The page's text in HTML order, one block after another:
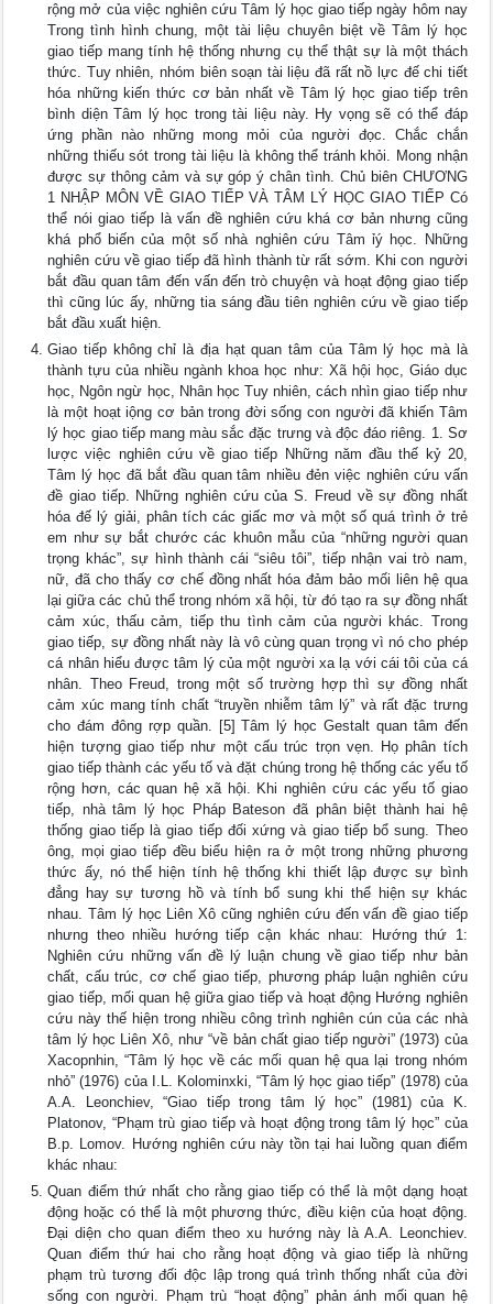
rộng mở của việc nghiên cứu Tâm lý học giao tiếp ngày hôm nay
Trong tình hình chung, một tài liệu chuyên biệt về Tâm lý học
giao tiếp mang tính hệ thống nhưng cụ thể thật sự là một thách
thức. Tuy nhiên, nhóm biên soạn tài liệu đã rất nồ lực đế chi tiết
hóa những kiến thức cơ bản nhất về Tâm lý học giao tiếp trên
bình diện Tâm lý học trong tài liệu này. Hy vọng sẽ có thể đáp
ứng phần nào những mong mỏi của người đọc. Chắc chắn
những thiếu sót trong tài liệu là không thể tránh khỏi. Mong nhận
được sự thông cảm và sự góp ý chân tình. Chủ biên CHƯƠNG
1 NHẬP MÔN VỀ GIAO TIẾP VÀ TÂM LÝ HỌC GIAO TIẾP Có
thể nói giao tiếp là vấn đề nghiên cứu khá cơ bản nhưng cũng
khá phổ biến của một số nhà nghiên cứu Tâm ỉý học. Những
nghiên cứu về giao tiếp đã hình thành từ rất sớm. Khi con người
bắt đầu quan tâm đến vấn đến trò chuyện và hoạt động giao tiếp
thì cũng lúc ấy, những tia sáng đầu tiên nghiên cứu về giao tiếp
bắt đầu xuất hiện.
Giao tiếp không chỉ là địa hạt quan tâm của Tâm lý học mà là
thành tựu của nhiều ngành khoa học như: Xã hội học, Giáo dục
học, Ngôn ngừ học, Nhân học Tuy nhiên, cách nhìn giao tiếp như
là một hoạt iộng cơ bản trong đời sống con người đã khiến Tâm
lý học giao tiếp mang màu sắc đặc trưng và độc đáo riêng. 1. Sơ
lược việc nghiên cứu về giao tiếp Những năm đầu thế kỷ 20,
Tâm lý học đã bắt đầu quan tâm nhiều đẻn việc nghiên cứu vấn
đề giao tiếp. Những nghiên cứu của S. Freud về sự đồng nhất
hóa đế lý giải, phân tích các giấc mơ và một số quá trình ở trẻ
em như sự bắt chước các khuôn mẫu của “những người quan
trọng khác”, sự hình thành cái “siêu tôi”, tiếp nhận vai trò nam,
nữ, đã cho thấy cơ chế đồng nhất hóa đảm bảo mối liên hệ qua
lại giữa các chủ thể trong nhóm xã hội, từ đó tạo ra sự đồng nhất
cảm xúc, thấu cảm, tiếp thu tình cảm của người khác. Trong
giao tiếp, sự đồng nhất này là vô cùng quan trọng vì nó cho phép
cá nhân hiểu được tâm lý của một người xa lạ với cái tôi của cá
nhân. Theo Freud, trong một số trường hợp thì sự đồng nhất
cảm xúc mang tính chất “truyền nhiễm tâm lý” và rất đặc trưng
cho đám đông rợp quần. [5] Tâm lý học Gestalt quan tâm đến
hiện tượng giao tiếp như một cấu trúc trọn vẹn. Họ phân tích
giao tiếp thành các yếu tố và đặt chúng trong hệ thống các yếu tố
rộng hơn, các quan hệ xã hội. Khi nghiên cứu các yếu tố giao
tiếp, nhà tâm lý học Pháp Bateson đã phân biệt thành hai hệ
thống giao tiếp là giao tiếp đối xứng và giao tiếp bổ sung. Theo
ông, mọi giao tiếp đều biểu hiện ra ở một trong những phương
thức ấy, nó thể hiện tính hệ thống khi thiết lập được sự bình
đẳng hay sự tương hồ và tính bổ sung khi thể hiện sự khác
nhau. Tâm lý học Liên Xô cũng nghiên cứu đến vấn đề giao tiếp
nhưng theo nhiều hướng tiếp cận khác nhau: Hướng thứ 1:
Nghiên cứu những vấn đề lý luận chung về giao tiếp như bản
chất, cấu trúc, cơ chế giao tiếp, phương pháp luận nghiên cứu
giao tiếp, mối quan hệ giữa giao tiếp và hoạt động Hướng nghiên
cứu này thế hiện trong nhiều công trình nghiên cún của các nhà
tâm lý học Liên Xô, như “về bản chất giao tiếp người” (1973) của
Xacopnhin, “Tâm lý học về các mối quan hệ qua lại trong nhóm
nhỏ” (1976) của I.L. Kolominxki, “Tâm lý học giao tiếp” (1978) của
A.A. Leonchiev, “Giao tiếp trong tâm lý học” (1981) của K.
Platonov, “Phạm trù giao tiếp và hoạt động trong tâm lý học” của
B.p. Lomov. Hướng nghiên cứu này tồn tại hai luồng quan điểm
khác nhau:
Quan điểm thứ nhất cho rằng giao tiếp có thể là một dạng hoạt
động hoặc có thể là một phương thức, điều kiện của hoạt động.
Đại diện cho quan điểm theo xu hướng này là A.A. Leonchiev.
Quan điểm thứ hai cho rằng hoạt động và giao tiếp là những
phạm trù tương đối độc lập trong quá trình thống nhất của đời
sống con người. Phạm trù “hoạt động” phản ánh mối quan hệ